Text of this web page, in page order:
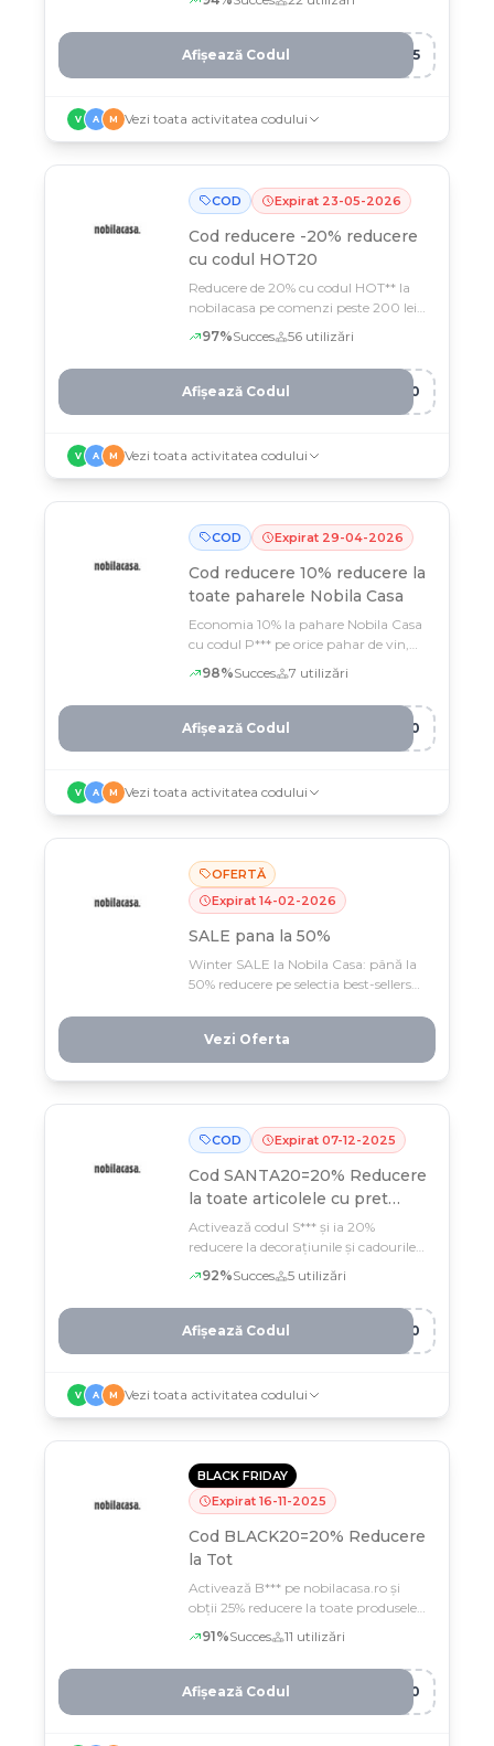
O15
Afișează Codul
V A M Vezi toata activitatea codului
COD Expirat 23-05-2026
Cod reducere -20% reducere
cu codul HOT20
Reducere de 20% cu codul HOT** la
nobilacasa pe comenzi peste 200 lei,
valabilă până pe 24 mai
97%Succes 56 utilizări
T20
Afișează Codul
V A M Vezi toata activitatea codului
COD Expirat 29-04-2026
Cod reducere 10% reducere la
toate paharele Nobila Casa
Economia 10% la pahare Nobila Casa
cu codul P*** pe orice pahar de vin,
apă sau cocktail
98%Succes 7 utilizări
R10
Afișează Codul
V A M Vezi toata activitatea codului
OFERTĂ
Expirat 14-02-2026
SALE pana la 50%
Winter SALE la Nobila Casa: până la
50% reducere pe selectia best-sellers
asta să plece.
Vezi Oferta
COD Expirat 07-12-2025
Cod SANTA20=20% Reducere
la toate articolele cu pret
intreg
Activează codul S*** și ia 20%
reducere la decorațiunile și cadourile
de Crăciun de la Nobila Casa
92%Succes 5 utilizări
A20
Afișează Codul
V A M Vezi toata activitatea codului
BLACK FRIDAY
Expirat 16-11-2025
Cod BLACK20=20% Reducere
la Tot
Activează B*** pe nobilacasa.ro și
obții 25% reducere la toate produsele
cu preț întreg pentru comenzi peste
91%Succes 11 utilizări
K20
Afișează Codul